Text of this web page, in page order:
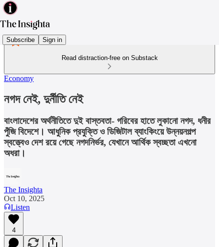
Subscribe Sign in
Read distraction-free on Substack
Economy
নগদ নেই, দুর্নীতি নেই
বাংলাদেশের অর্থনীতিতে দুই বাস্তবতা- গরিবের হাতে লুকানো নগদ, ধনীর
পুঁজি বিদেশে। আধুনিক প্রযুক্তি ও ডিজিটাল ব্যাংকিংয়ে উন্নয়নগল্প
স্বত্ত্বেও দেশ রয়ে গেছে নগদনির্ভর, যেখানে আর্থিক স্বচ্ছতা এখনো
অধরা।
The Insighta
Oct 10, 2025
Listen
4